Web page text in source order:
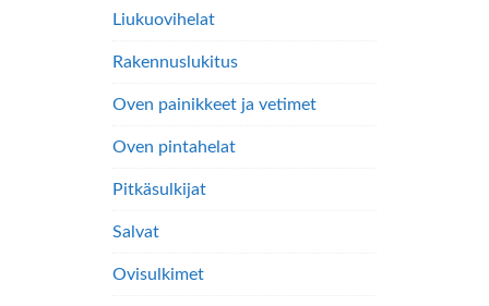
Liukuovihelat
Rakennuslukitus
Oven painikkeet ja vetimet
Oven pintahelat
Pitkäsulkijat
Salvat
Ovisulkimet